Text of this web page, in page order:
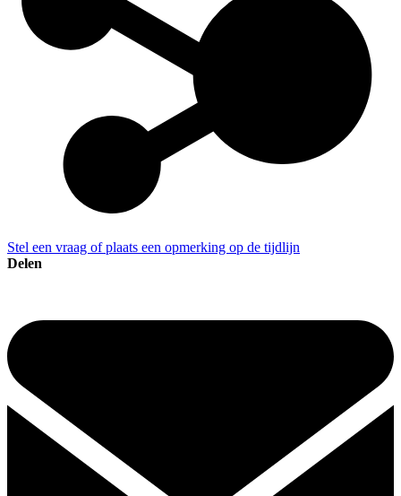
Stel een vraag of plaats een opmerking op de tijdlijn
Delen